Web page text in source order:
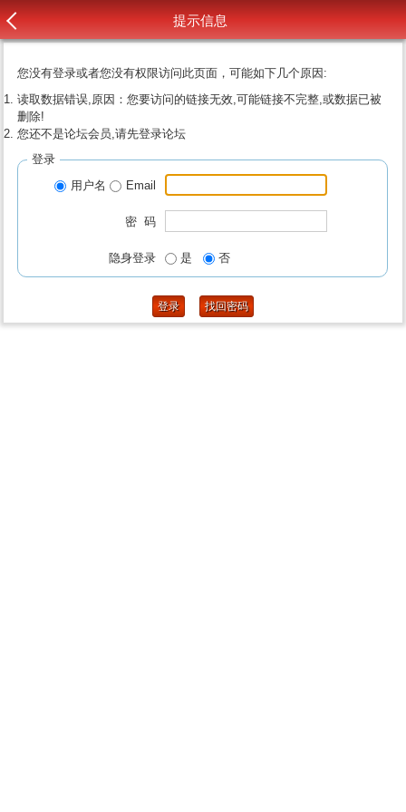
提示信息
您没有登录或者您没有权限访问此页面，可能如下几个原因:
读取数据错误,原因：您要访问的链接无效,可能链接不完整,或数据已被
删除!
您还不是论坛会员,请先登录论坛
登录
用户名
Email
密 码
隐身登录 是 否